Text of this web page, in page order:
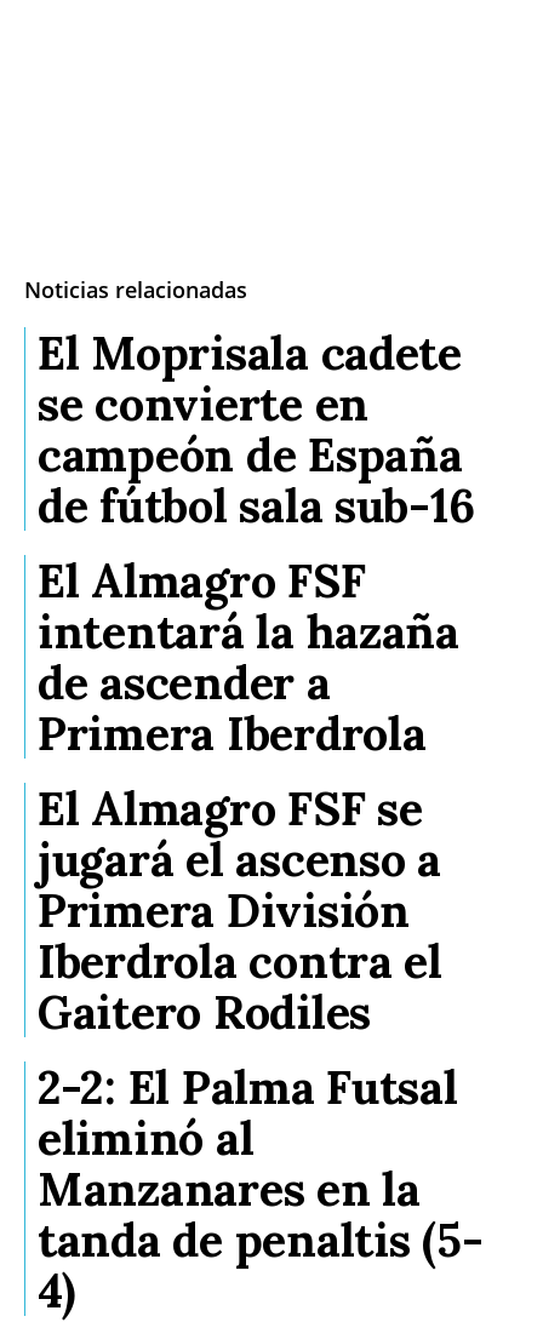
Noticias relacionadas
El Moprisala cadete
se convierte en
campeón de España
de fútbol sala sub-16
El Almagro FSF
intentará la hazaña
de ascender a
Primera Iberdrola
El Almagro FSF se
jugará el ascenso a
Primera División
Iberdrola contra el
Gaitero Rodiles
2-2: El Palma Futsal
eliminó al
Manzanares en la
tanda de penaltis (5-
4)